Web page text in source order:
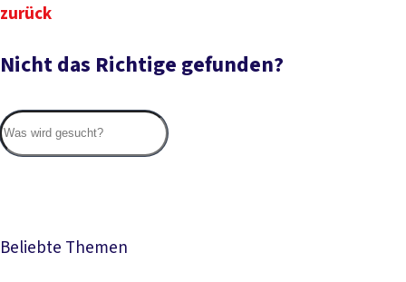
zurück
Nicht das Richtige gefunden?
Beliebte Themen